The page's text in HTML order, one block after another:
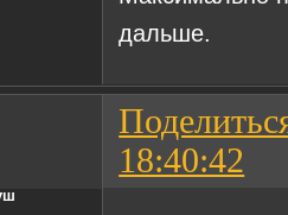
дальше.
18:40:42